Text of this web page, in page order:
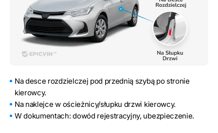
Na desce rozdzielczej pod przednią szybą po stronie
kierowcy.
Na naklejce w ościeżnicy/słupku drzwi kierowcy.
W dokumentach: dowód rejestracyjny, ubezpieczenie.